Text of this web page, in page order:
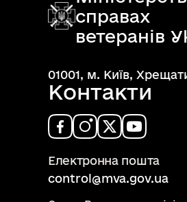
справах
ветеранів
01001, м. Київ,
Контакти
Електронна пошта
control@mva.gov.ua